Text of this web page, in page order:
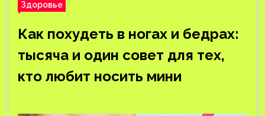
Здоровье
Как похудеть в ногах и бедрах:
тысяча и один совет для тех,
кто любит носить мини